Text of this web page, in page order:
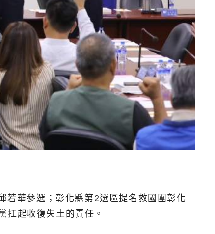
若華參選；彰化縣第2選區提名救國團彰化
扛起收復失土的責任。